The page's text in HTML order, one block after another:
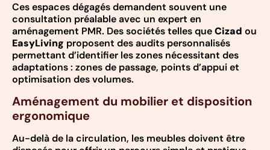
Ces espaces dégagés demandent souvent une
consultation préalable avec un expert en
aménagement PMR. Des sociétés telles queCizad ou
EasyLiving proposent des audits personnalisés
permettant d’identifier les zones nécessitant des
adaptations : zones de passage, points d’appui et
optimisation des volumes.
Aménagement du mobilier et disposition
ergonomique
Au-delà de la circulation, les meubles doivent être